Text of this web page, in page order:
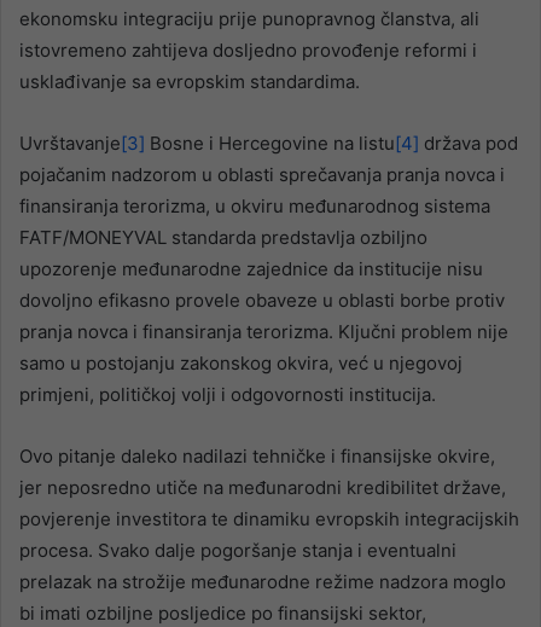
ekonomsku integraciju prije punopravnog članstva, ali
istovremeno zahtijeva dosljedno provođenje reformi i
usklađivanje sa evropskim standardima.
Uvrštavanje[3] Bosne i Hercegovine na listu[4] država pod
pojačanim nadzorom u oblasti sprečavanja pranja novca i
finansiranja terorizma, u okviru međunarodnog sistema
FATF/MONEYVAL standarda predstavlja ozbiljno
upozorenje međunarodne zajednice da institucije nisu
dovoljno efikasno provele obaveze u oblasti borbe protiv
pranja novca i finansiranja terorizma. Ključni problem nije
samo u postojanju zakonskog okvira, već u njegovoj
primjeni, političkoj volji i odgovornosti institucija.
Ovo pitanje daleko nadilazi tehničke i finansijske okvire,
jer neposredno utiče na međunarodni kredibilitet države,
povjerenje investitora te dinamiku evropskih integracijskih
procesa. Svako dalje pogoršanje stanja i eventualni
prelazak na strožije međunarodne režime nadzora moglo
bi imati ozbiljne posljedice po finansijski sektor,